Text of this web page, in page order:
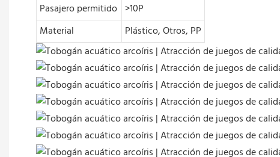
Pasajero permitido >10P
Material
Plástico, Otros, PP